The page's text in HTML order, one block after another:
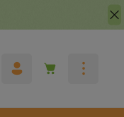
Warenkorb